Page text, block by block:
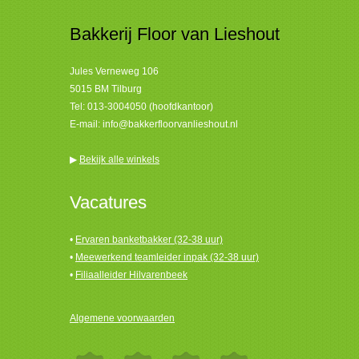
Bakkerij Floor van Lieshout
Jules Verneweg 106
5015 BM Tilburg
Tel: 013-3004050 (hoofdkantoor)
E-mail: info@bakkerfloorvanlieshout.nl
▶ Bekijk alle winkels
Vacatures
• Ervaren banketbakker (32-38 uur)
• Meewerkend teamleider inpak (32-38 uur)
• Filiaalleider Hilvarenbeek
Algemene voorwaarden